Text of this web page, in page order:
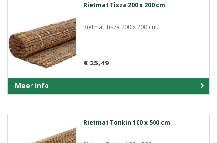
Rietmat Tisza 200 x 200 cm
Rietmat Tisza 200 x 200 cm..
€ 25,49
Meer info
Rietmat Tonkin 100 x 500 cm